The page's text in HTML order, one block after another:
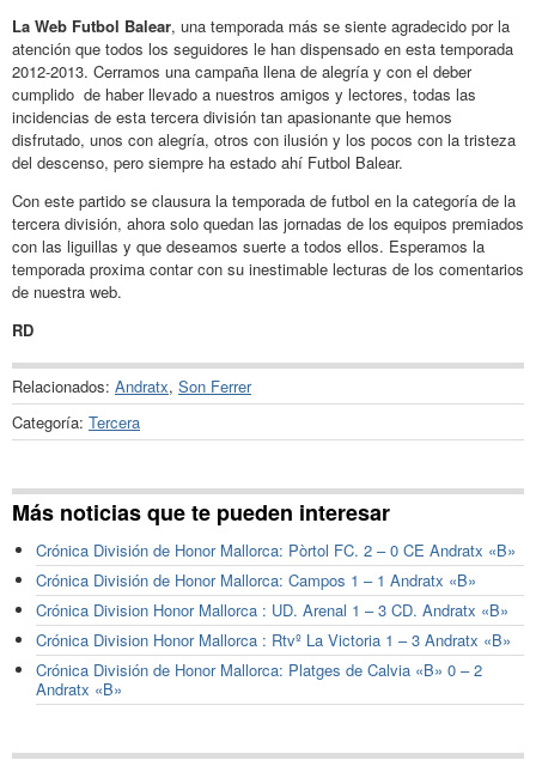
La Web Futbol Balear, una temporada más se siente agradecido por la
atención que todos los seguidores le han dispensado en esta temporada
2012-2013. Cerramos una campaña llena de alegría y con el deber
cumplido de haber llevado a nuestros amigos y lectores, todas las
incidencias de esta tercera división tan apasionante que hemos
disfrutado, unos con alegría, otros con ilusión y los pocos con la tristeza
del descenso, pero siempre ha estado ahí Futbol Balear.
Con este partido se clausura la temporada de futbol en la categoría de la
tercera división, ahora solo quedan las jornadas de los equipos premiados
con las liguillas y que deseamos suerte a todos ellos. Esperamos la
temporada proxima contar con su inestimable lecturas de los comentarios
de nuestra web.
RD
Relacionados: Andratx, Son Ferrer
Categoría: Tercera
Más noticias que te pueden interesar
Crónica División de Honor Mallorca: Pòrtol FC. 2 – 0 CE Andratx «B»
Crónica División de Honor Mallorca: Campos 1 – 1 Andratx «B»
Crónica Division Honor Mallorca : UD. Arenal 1 – 3 CD. Andratx «B»
Crónica Division Honor Mallorca : Rtvº La Victoria 1 – 3 Andratx «B»
Crónica División de Honor Mallorca: Platges de Calvia «B» 0 – 2
Andratx «B»